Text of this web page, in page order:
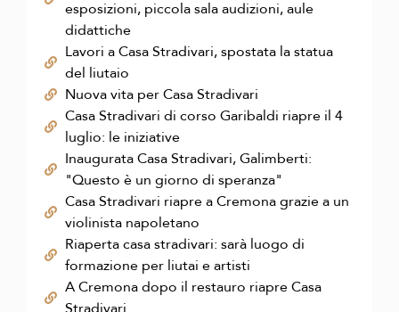
esposizioni, piccola sala audizioni, aule
didattiche
Lavori a Casa Stradivari, spostata la statua
del liutaio
Nuova vita per Casa Stradivari
Casa Stradivari di corso Garibaldi riapre il 4
luglio: le iniziative
Inaugurata Casa Stradivari, Galimberti:
"Questo è un giorno di speranza"
Casa Stradivari riapre a Cremona grazie a un
violinista napoletano
Riaperta casa stradivari: sarà luogo di
formazione per liutai e artisti
A Cremona dopo il restauro riapre Casa
Stradivari